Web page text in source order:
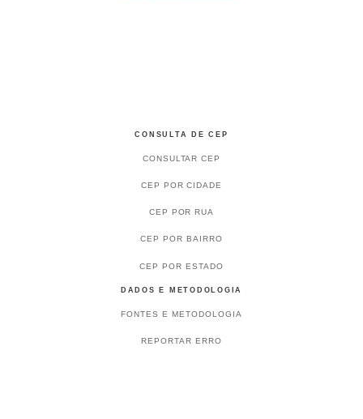
CONSULTA DE CEP
CONSULTAR CEP
CEP POR CIDADE
CEP POR RUA
CEP POR BAIRRO
CEP POR ESTADO
DADOS E METODOLOGIA
FONTES E METODOLOGIA
REPORTAR ERRO